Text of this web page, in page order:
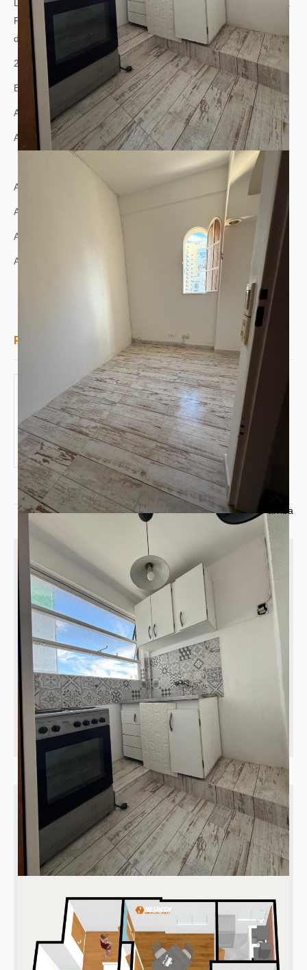
Tipo
Categoría
Zona
Barrio
Precio
Ambientes
ENVÍENOS UN MENSAJE
Departamento 2 ambientes. Cocina separada. Baño con ducha.
Placard embutido que separa ambientes. Dos Ventanas para
doble circulación de aire y luz.
21 m2 aprox. No posee gas. Cocina y Termotanque eléctricos.
Bajas expensas: $ 90.000.- aprox.
ABL: $ 6.500.- aprox.
AySA: $ 18.000.- aprox.
A metros de los barrios de San Telmo y Monserrat.
A 3 cuadras de la Av. 9 de Julio.
A 3 cuadras de la UAI.
A 6 cuadras de la UADE.
Planos
Plano
Ir arriba